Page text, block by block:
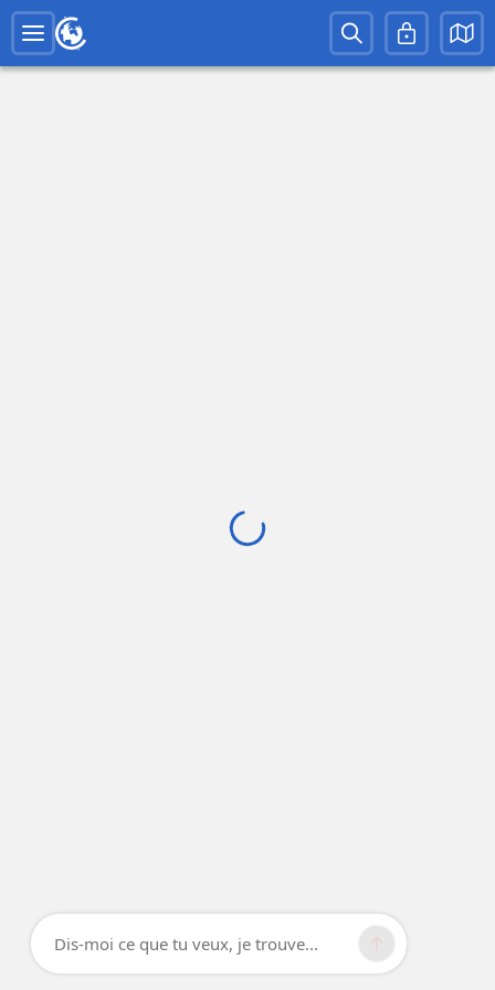
Dis-moi ce que tu veux, je trouve...